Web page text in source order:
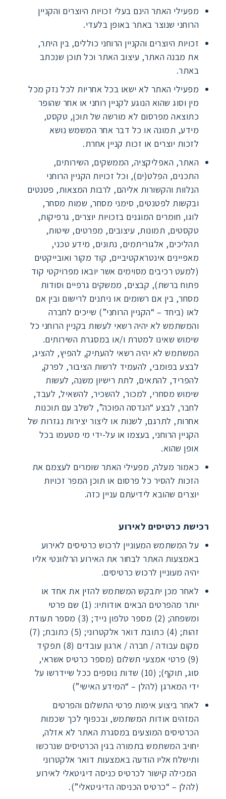
מפעילי האתר הינם בעלי זכויות היוצרים והקניין
הרוחני שנוצר באתר באופן בלעדי.
זכויות היוצרים והקניין הרוחני כוללים, בין היתר,
את מבנה האתר, עיצוב האתר וכל תוכן שנכתב
באתר.
מפעילי האתר לא ישאו בכל אחריות לכל נזק מכל
מין וסוג שהוא הנוגע לקניין רוחני או אחר שהופר
כתוצאה מפרסום לא מורשה של תוכן, טקסט,
מידע, תמונה או כל דבר אחר המשמש נושא
לזכות יוצרים או זכות קניין אחרת.
האתר, האפליקציה, הממשקים, השירותים,
התכנים, הפלט(ים), וכל זכויות הקניין הרוחני
הנלוות והקשורות אליהם, לרבות המצאות, פטנטים
ובקשות לפטנטים, סימני מסחר, שמות מסחר,
לוגו, חומרים המוגנים בזכויות יוצרים, גרפיקות,
טקסטים, תמונות, עיצובים, מפרטים, שיטות,
תהליכים, אלגוריתמים, נתונים, מידע טכני,
מאפיינים אינטראקטיביים, קוד מקור ואובייקטים
(למעט רכיבים מסוימים אשר יובאו מפרויקטי קוד
פתוח ברשת), קבצים, ממשקים גרפיים וסודות
מסחר, בין אם רשומים או ניתנים לרישום ובין אם
לאו (ביחד – “הקניין הרוחני”) שייכים לחברה
והמשתמש לא יהיה רשאי לעשות בקניין הרוחני כל
שימוש שאינו למטרת ו/או במסגרת השירותים.
המשתמש לא יהיה רשאי להעתיק, להפיץ, להציג,
לבצע בפומבי, להעמיד לרשות הציבור, לפרק,
להפריד, להתאים, לתת רישיון משנה, לעשות
שימוש מסחרי, למכור, להשכיר, להשאיל, לעבד,
לחבר, לבצע “הנדסה הפוכה”, לשלב עם תוכנות
אחרות, לתרגם, לשנות או ליצור יצירות נגזרות של
הקניין הרוחני, בעצמו או על-ידי מי מטעמו בכל
אופן שהוא.
כאמור מעלה, מפעילי האתר שומרים לעצמם את
הזכות להסיר כל פרסום או תוכן המפר זכויות
יוצרים שהובא לידיעתם עניין כזה.
רכישת כרטיסים לאירוע
על המשתמש המעוניין לרכוש כרטיסים לאירוע
באמצעות האתר לבחור את האירוע הרלוונטי אליו
יהיה מעוניין לרכוש כרטיסים.
לאחר מכן יתבקש המשתמש להזין את אחד או
יותר מהפרטים הבאים אודותיו: (1) שם פרטי
ומשפחה; (2) מספר טלפון נייד; (3) מספר תעודת
זהות; (4) כתובת דואר אלקטרוני; (5) כתובת; (7)
מקום עבודה / חברה / ארגון עובדים (8) תפקיד
(9) פרטי אמצעי תשלום (מספר כרטיס אשראי,
סוג, תוקף); (10) שדות נוספים ככל שיידרשו על
ידי המארגן (להלן – “המידע האישי”)
לאחר ביצוע אימות פרטי התשלום והפרטים
המזהים אודות המשתמש, ובכפוף לכך שכמות
הכרטיסים המוצעים במסגרת האתר לא אזלה,
יחויב המשתמש בתמורה בגין הכרטיסים שנרכשו
ותישלח אליו הודעה באמצעות דואר אלקטרוני
המכילה קישור לכרטיס כניסה דיגיטאלי לאירוע
(להלן – “כרטיס הכניסה הדיגיטאלי”).